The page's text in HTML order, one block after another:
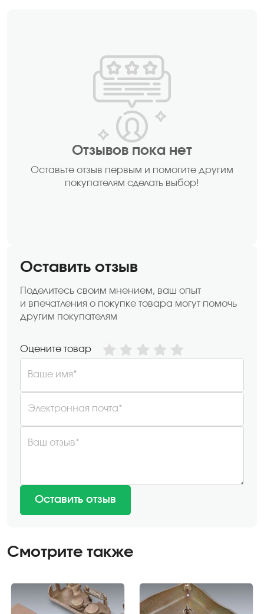
Отзывов пока нет
Оставьте отзыв первым и помогите другим
покупателям сделать выбор!
Оставить отзыв
Поделитесь своим мнением, ваш опыт
и впечатления о покупке товара могут помочь
другим покупателям
Оцените товар
Ваше имя*
Электронная почта*
Ваш отзыв*
Оставить отзыв
Смотрите также